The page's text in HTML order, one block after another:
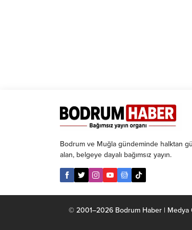
Bodrum ve Muğla gündeminde halktan
alan, belgeye dayalı bağımsız yayın.
© 2001–2026 Bodrum Haber | Medya